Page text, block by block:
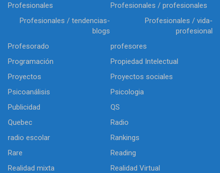
Profesionales
Profesionales / profesionales
Profesionales / tendencias-
blogs
Profesionales / vida-
profesional
Profesorado
profesores
Programación
Propiedad Intelectual
Proyectos
Proyectos sociales
Psicoanálisis
Psicologia
Publicidad
QS
Quebec
Radio
radio escolar
Rankings
Rare
Reading
Realidad mixta
Realidad Virtual